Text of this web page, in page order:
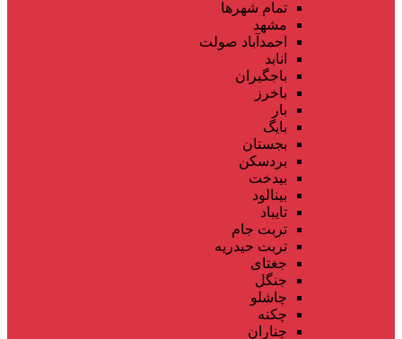
تمام شهر‌ها
مشهد
احمدآباد صولت
انابد
باجگیران
باخرز
بار
بایگ
بجستان
بردسکن
بیدخت
بینالود
تایباد
تربت جام
تربت حیدریه
جغتای
جنگل
چاشلو
چکنه
چناران